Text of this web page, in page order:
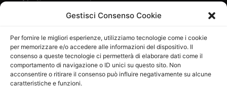
Gestisci Consenso Cookie
Per fornire le migliori esperienze, utilizziamo tecnologie come i cookie
per memorizzare e/o accedere alle informazioni del dispositivo. Il
consenso a queste tecnologie ci permetterà di elaborare dati come il
comportamento di navigazione o ID unici su questo sito. Non
acconsentire o ritirare il consenso può influire negativamente su alcune
caratteristiche e funzioni.
29/09/2015
Direttore Editoriale: Maurizio Scaglione
Direttore Responsabile: Maria Calabrese